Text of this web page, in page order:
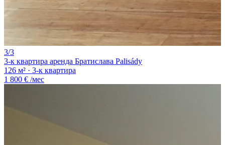
3/3
3-к квартира аренда Братислава Palisády
126 м² · 3-к квартира
1 800 € /мес